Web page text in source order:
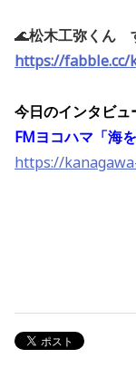
🌊松木工弥くん
https://fabble.cc/
今日のインタビ
FMヨコハマ「海
https://